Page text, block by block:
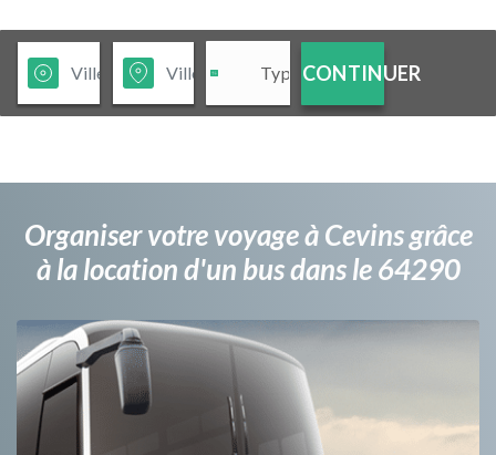
CONTINUER
Organiser votre voyage à Cevins grâce
à la location d'un bus dans le 64290